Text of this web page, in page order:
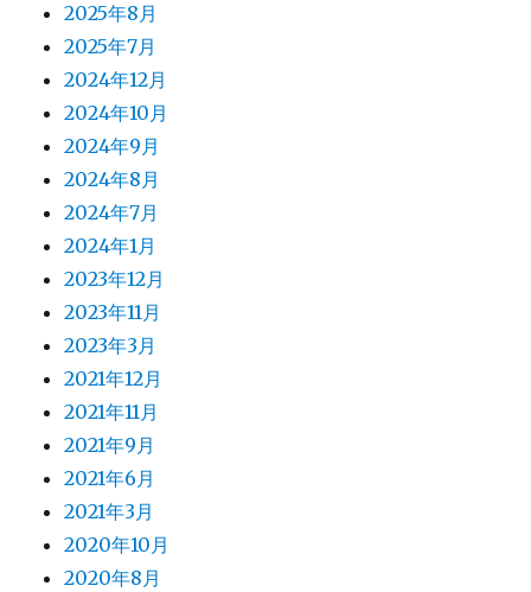
2025年8月
2025年7月
2024年12月
2024年10月
2024年9月
2024年8月
2024年7月
2024年1月
2023年12月
2023年11月
2023年3月
2021年12月
2021年11月
2021年9月
2021年6月
2021年3月
2020年10月
2020年8月